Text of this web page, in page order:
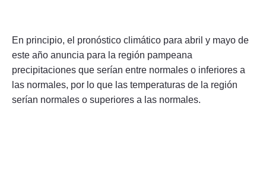
En principio, el pronóstico climático para abril y mayo de
este año anuncia para la región pampeana
precipitaciones que serían entre normales o inferiores a
las normales, por lo que las temperaturas de la región
serían normales o superiores a las normales.